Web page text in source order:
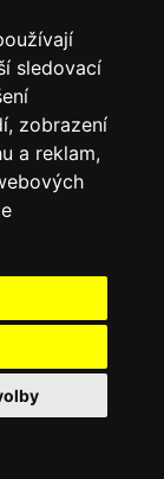
sledovací
zobrazení
a reklam,